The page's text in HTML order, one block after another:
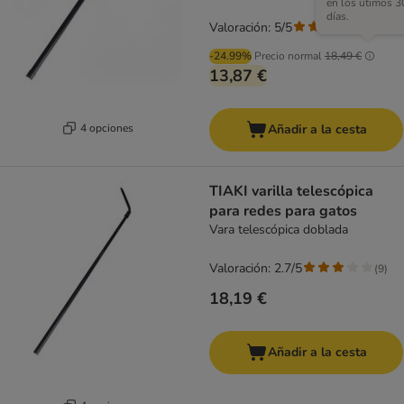
4 opciones
-24.99% Precio normal18,49 €
días.
13,87 €
Valoración: 5/5
Añadir a la cesta
TIAKI varilla telescópica
para redes para gatos
Vara telescópica doblada
18,19 €
Valoración: 2.7/5 (9)
Añadir a la cesta